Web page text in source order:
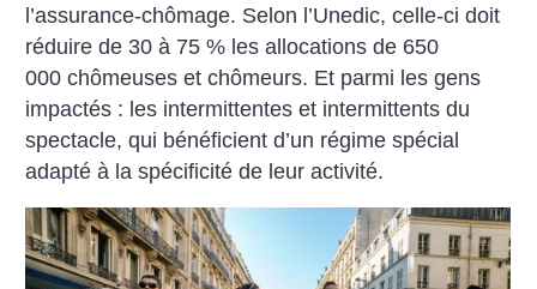
l’assurance-chômage. Selon l’Unedic, celle-ci doit
réduire de 30 à 75 % les allocations de 650
000 chômeuses et chômeurs. Et parmi les gens
impactés : les intermittentes et intermittents du
spectacle, qui bénéficient d’un régime spécial
adapté à la spécificité de leur activité.